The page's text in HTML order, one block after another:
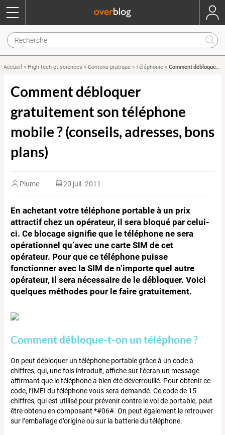
Accueil » High-tech et sciences » Contenu pratique » Téléphonie » Comment débloquer gratuitement son téléphone mobile ? (conseils, adresses, bons plans)
Comment débloquer
gratuitement son téléphone
mobile ? (conseils, adresses, bons
plans)
Plume 20 juil. 2011
En achetant votre téléphone portable à un prix
attractif chez un opérateur, il sera bloqué par celui-
ci. Ce blocage signifie que le téléphone ne sera
opérationnel qu’avec une carte SIM de cet
opérateur. Pour que ce téléphone puisse
fonctionner avec la SIM de n’importe quel autre
opérateur, il sera nécessaire de le débloquer. Voici
quelques méthodes pour le faire gratuitement.
Comment débloque-t-on un téléphone ?
On peut débloquer un téléphone portable grâce à un code à
chiffres, qui, une fois introduit, affiche sur l’écran un message
affirmant que le téléphone a bien été déverrouillé. Pour obtenir ce
code, l’IMEI du téléphone vous sera demandé. Ce code de 15
chiffres, qui est utilisé pour prévenir contre le vol de portable, peut
être obtenu en composant *#06#. On peut également le retrouver
sur l’emballage d’origine ou sur la batterie du téléphone.